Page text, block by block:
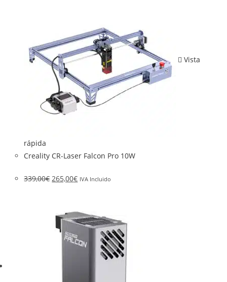
Vista
rápida
Creality CR-Laser Falcon Pro 10W
339,00€ 265,00€ IVA Incluido